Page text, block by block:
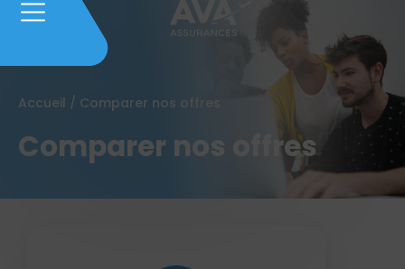
Accueil / Comparer nos offres
Comparer nos offres